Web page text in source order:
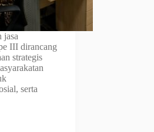
jasa
III dirancang
strategis
serta